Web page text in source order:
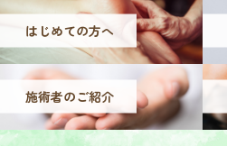
はじめての方へ
施術者のご紹介